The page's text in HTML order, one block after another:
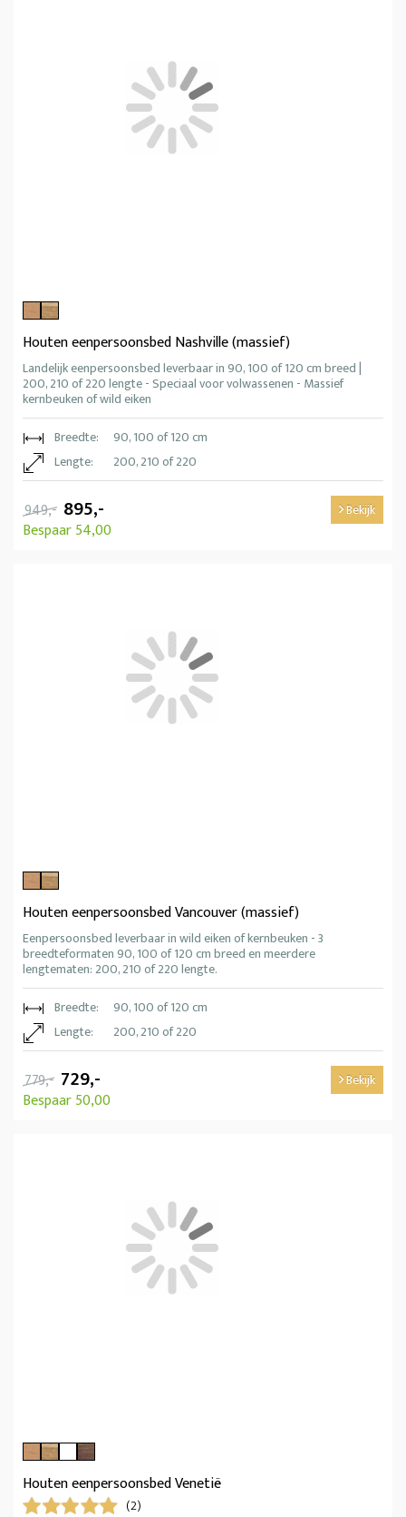
Houten eenpersoonsbed Nashville (massief)
Landelijk eenpersoonsbed leverbaar in 90, 100 of 120 cm breed |
200, 210 of 220 lengte - Speciaal voor volwassenen - Massief
kernbeuken of wild eiken
Breedte:
90, 100 of 120 cm
Lengte:
200, 210 of 220
949,- 895,-
Bespaar 54,00
Bekijk
Houten eenpersoonsbed Vancouver (massief)
Eenpersoonsbed leverbaar in wild eiken of kernbeuken - 3
breedteformaten 90, 100 of 120 cm breed en meerdere
lengtematen: 200, 210 of 220 lengte.
Breedte:
90, 100 of 120 cm
Lengte:
200, 210 of 220
779,- 729,-
Bespaar 50,00
Bekijk
Houten eenpersoonsbed Venetië
(2)